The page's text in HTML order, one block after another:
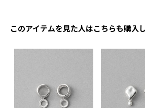
このアイテムを見た人はこちらも購入